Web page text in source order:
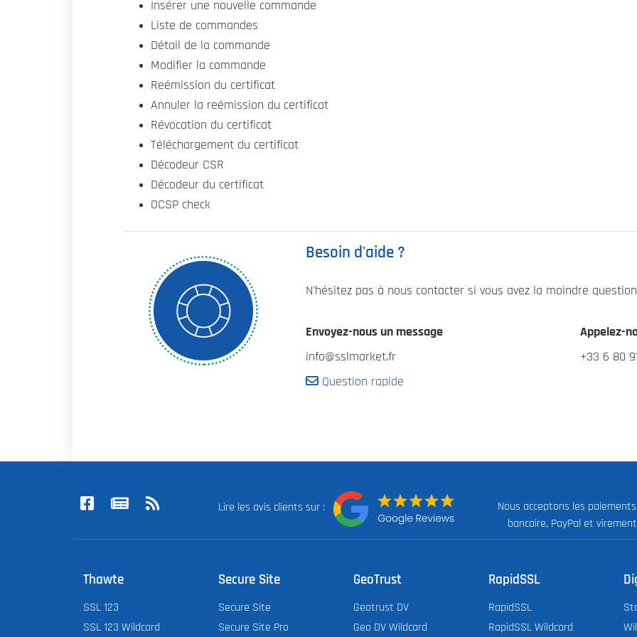
Insérer une nouvelle commande
Liste de commandes
Détail de la commande
Modifier la commande
Reémission du certificat
Annuler la reémission du certificat
Révocation du certificat
Téléchargement du certificat
Décodeur CSR
Décodeur du certificat
OCSP check
Besoin d'aide ?
N'hésitez pas à nous contacter si vous avez la moindre
Envoyez-nous un message
info@sslmarket.fr
Question rapide
Appelez-
+33 6 80
Lire les avis clients sur :
Nous acceptons les
bancaire, PayPal et
Thawte
SSL 123
SSL 123 Wildcard
Secure Site
Secure Site
Secure Site Pro
GeoTrust
Geotrust DV
Geo DV Wildcard
RapidSSL
RapidSSL
RapidSSL Wildcard